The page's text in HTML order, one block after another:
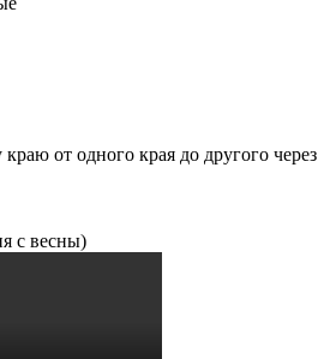
от одного края до другого через
с весны)